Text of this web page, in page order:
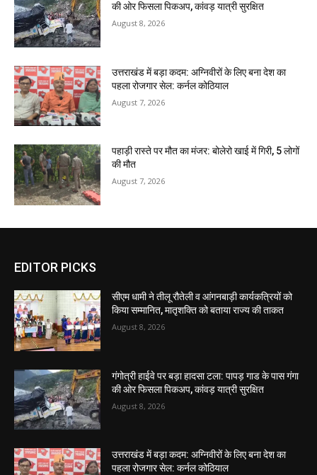
की ओर फिसला पिकअप, कांवड़ यात्री सुरक्षित
August 8, 2026
उत्तराखंड में बड़ा कदम: अग्निवीरों के लिए बना देश का
पहला रोजगार सेल: कर्नल कोठियाल
August 7, 2026
पहाड़ी रास्ते पर मौत का मंजर: बोलेरो खाई में गिरी, 5 लोगों
की मौत
August 7, 2026
EDITOR PICKS
सीएम धामी ने तीलू रौतेली व आंगनबाड़ी कार्यकत्रियों को
किया सम्मानित, मातृशक्ति को बताया राज्य की ताकत
August 8, 2026
गंगोत्री हाईवे पर बड़ा हादसा टला: पापड़ गाड के पास गंगा
की ओर फिसला पिकअप, कांवड़ यात्री सुरक्षित
August 8, 2026
उत्तराखंड में बड़ा कदम: अग्निवीरों के लिए बना देश का
पहला रोजगार सेल: कर्नल कोठियाल